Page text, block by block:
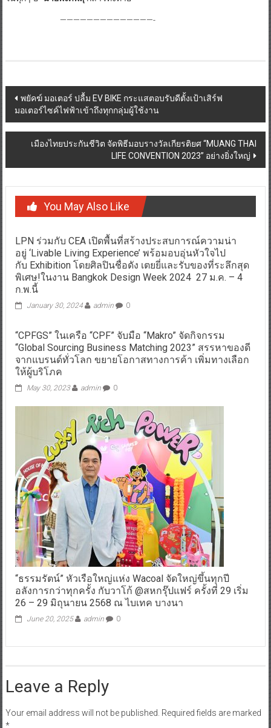
จะช่วยให้เราประสบความสำเร็จ และยืนหนึ่งในธุรกิจขายตรงต่อเนื่อง
Post
มอเตอร์ไซค์ไฟฟ้าเข้าถึงทุกกลุ่มผู้ใช้งาน
LIFE CONVENTION 2023” อย่างยิ่งใหญ่
You May Also Like
LPN ร่วมกับ CEA เปิดพื้นที่สร้างประสบการณ์ความน่า
อยู่ ‘Livable Living Experience’ พร้อมอบอุ่นหัวใจไป
กับ Exhibition โดยศิลปินชื่อดัง เตยยี่และรับของที่ระลึกสุด
January 30, 2024 admin 0
“CPFGS” ในเครือ “CPF” จับมือ “Makro” จัดกิจกรรม
“Global Sourcing Business Matching 2023” สรรหาของดี
ให้ผู้บริโภค
May 30, 2023 admin 0
“ธรรมรัตน์” หัวเรือใหญ่แห่ง Wacoal จัดใหญ่ขึ้นทุกปี